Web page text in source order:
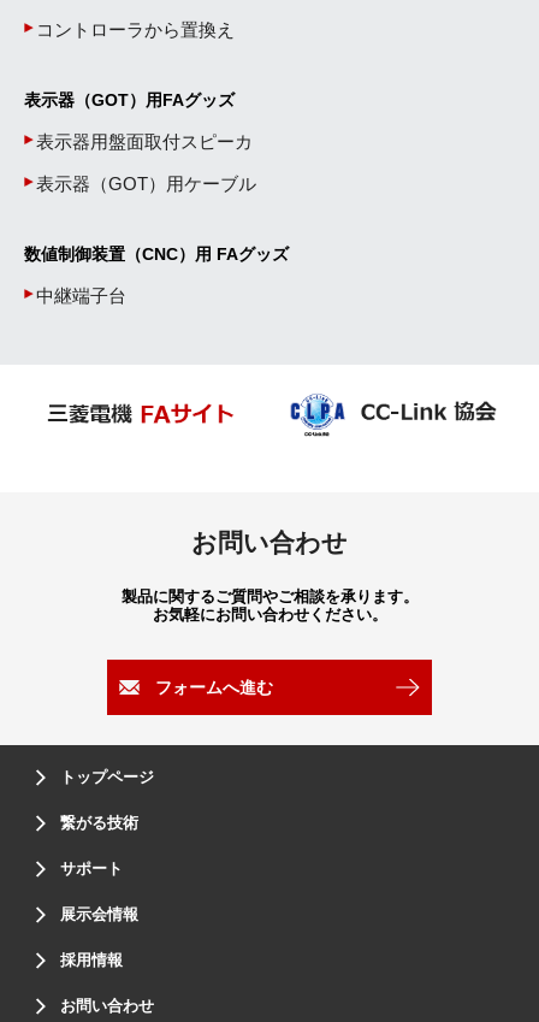
コントローラから置換え
表示器（GOT）用FAグッズ
表示器用盤面取付スピーカ
表示器（GOT）用ケーブル
数値制御装置（CNC）用 FAグッズ
中継端子台
お問い合わせ
製品に関するご質問やご相談を承ります。
お気軽にお問い合わせください。
フォームへ進む
トップページ
繋がる技術
サポート
展示会情報
採用情報
お問い合わせ